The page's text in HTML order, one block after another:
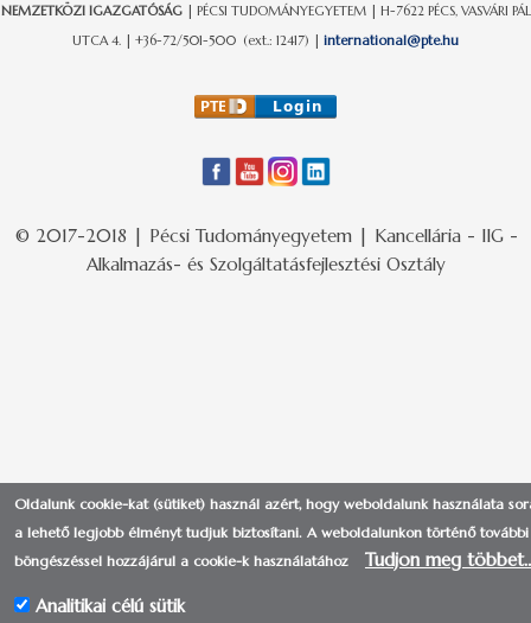
NEMZETKÖZI IGAZGATÓSÁG| PÉCSI TUDOMÁNYEGYETEM | H-7622 PÉCS, VASVÁRI PÁL
UTCA 4. | +36-72/501-500 (ext.: 12417) | international@pte.hu
© 2017-2018 | Pécsi Tudományegyetem | Kancellária - IIG -
Alkalmazás- és Szolgáltatásfejlesztési Osztály
Oldalunk cookie-kat (sütiket) használ azért, hogy weboldalunk használata
a lehető legjobb élményt tudjuk biztosítani. A weboldalunkon történő további
böngészéssel hozzájárul a cookie-k használatához
Tudjon meg
Analitikai célú sütik